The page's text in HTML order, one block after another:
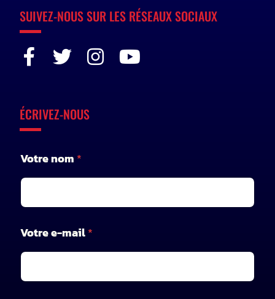
SUIVEZ-NOUS SUR LES RÉSEAUX SOCIAUX
ÉCRIVEZ-NOUS
Votre nom *
Votre e-mail*